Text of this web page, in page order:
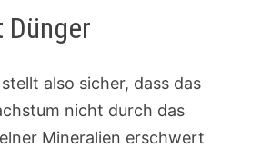
Dünger
also sicher, dass das
nicht durch das
Mineralien erschwert